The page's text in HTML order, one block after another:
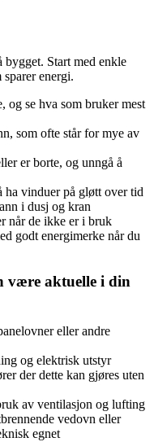
Start med enkle
energi.
og se hva som bruker mest
som ofte står for mye av
er borte, og unngå å
vinduer på gløtt over tid
i dusj og kran
når de ikke er i bruk
godt energimerke når du
være aktuelle i din
eller andre
og elektrisk utstyr
der dette kan gjøres uten
av ventilasjon og lufting
vedovn eller
egnet